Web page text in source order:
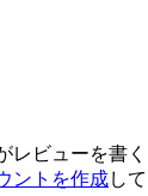
レビューを書
ントを作成し